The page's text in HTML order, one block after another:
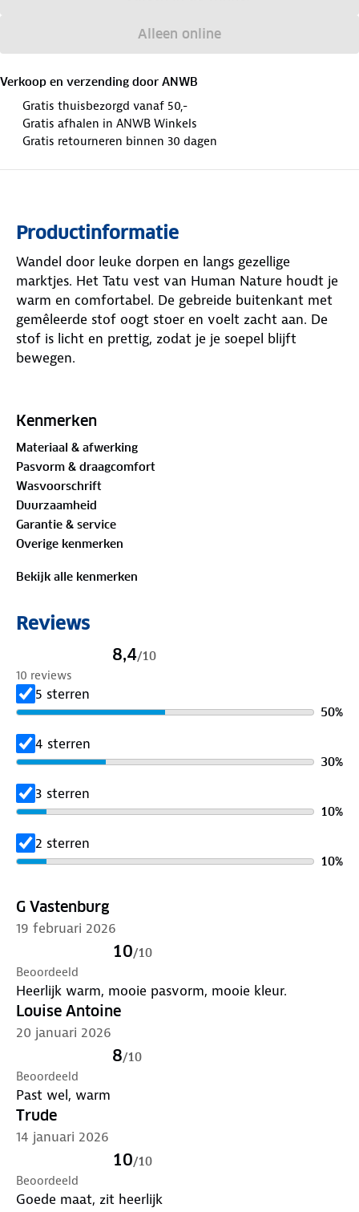
Alleen online
Verkoop en verzending door ANWB
Gratis thuisbezorgd vanaf 50,-
Gratis afhalen in ANWB Winkels
Gratis retourneren binnen 30 dagen
Productinformatie
Wandel door leuke dorpen en langs gezellige
marktjes. Het Tatu vest van Human Nature houdt je
warm en comfortabel. De gebreide buitenkant met
gemêleerde stof oogt stoer en voelt zacht aan. De
stof is licht en prettig, zodat je je soepel blijft
bewegen.
lange mouwen houden je armen warm. Ribgebreide
krijgt. Draag het vest los of als extra laag onder een
jas. Ga goed gekleed naar buiten in het Tatu vest
van Human Nature.
Bewust onderweg met hergebruikt materiaal:
52%gerecycled polyester
alpaca, 4% elastaan
onze winkels. Wij geven er een nieuwe bestemming
Kenmerken
Materiaal & afwerking
Pasvorm & draagcomfort
Wasvoorschrift
Duurzaamheid
Garantie & service
Overige kenmerken
Bekijk alle kenmerken
Reviews
8,4/10
10 reviews
5 sterren
50%
4 sterren
30%
3 sterren
10%
2 sterren
10%
G Vastenburg
19 februari 2026
10/10
Beoordeeld
Heerlijk warm, mooie pasvorm, mooie kleur.
Louise Antoine
20 januari 2026
8/10
Beoordeeld
Past wel, warm
Trude
14 januari 2026
10/10
Beoordeeld
Goede maat, zit heerlijk